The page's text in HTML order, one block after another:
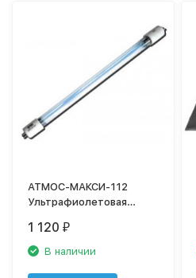
АТМОС-МАКСИ-112
Ультрафиолетовая
воздуха
1 120 ₽
В наличии